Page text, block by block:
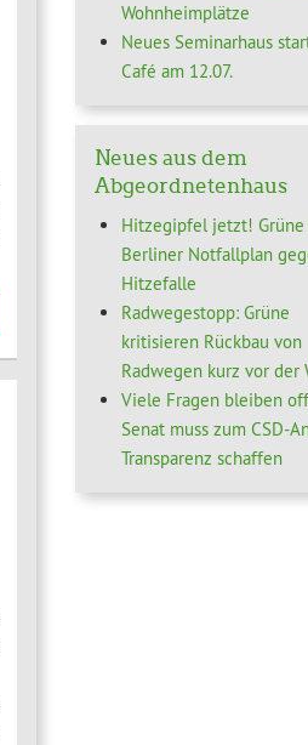
Wohnheimplätze
Neues Seminarhaus
Café am 12.07.
Neues aus dem
Abgeordnetenhaus
Hitzegipfel jetzt!
Berliner Notfallplan
Hitzefalle
Radwegestopp: Grüne
kritisieren Rückbau von
Radwegen kurz vor der
Viele Fragen bleiben
Senat muss zum CSD-
Transparenz schaffen